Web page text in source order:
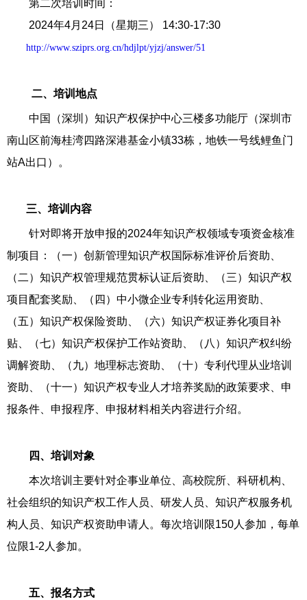
第二次培训时间：
2024年4月24日（星期三） 14:30-17:30
http://www.sziprs.org.cn/hdjlpt/yjzj/answer/51
二、培训地点
中国（深圳）知识产权保护中心三楼多功能厅（深圳市
南山区前海桂湾四路深港基金小镇33栋，地铁一号线鲤鱼门
站A出口）。
三、培训内容
针对即将开放申报的2024年知识产权领域专项资金核准
制项目：（一）创新管理知识产权国际标准评价后资助、
（二）知识产权管理规范贯标认证后资助、（三）知识产权
项目配套奖励、（四）中小微企业专利转化运用资助、
（五）知识产权保险资助、（六）知识产权证券化项目补
贴、（七）知识产权保护工作站资助、（八）知识产权纠纷
调解资助、（九）地理标志资助、（十）专利代理从业培训
资助、（十一）知识产权专业人才培养奖励的政策要求、申
报条件、申报程序、申报材料相关内容进行介绍。
四、培训对象
本次培训主要针对企事业单位、高校院所、科研机构、
社会组织的知识产权工作人员、研发人员、知识产权服务机
构人员、知识产权资助申请人。每次培训限150人参加，每单
位限1-2人参加。
五、报名方式